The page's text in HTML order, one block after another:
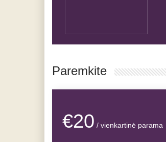
Paremkite
€20 / vienkartinė parama